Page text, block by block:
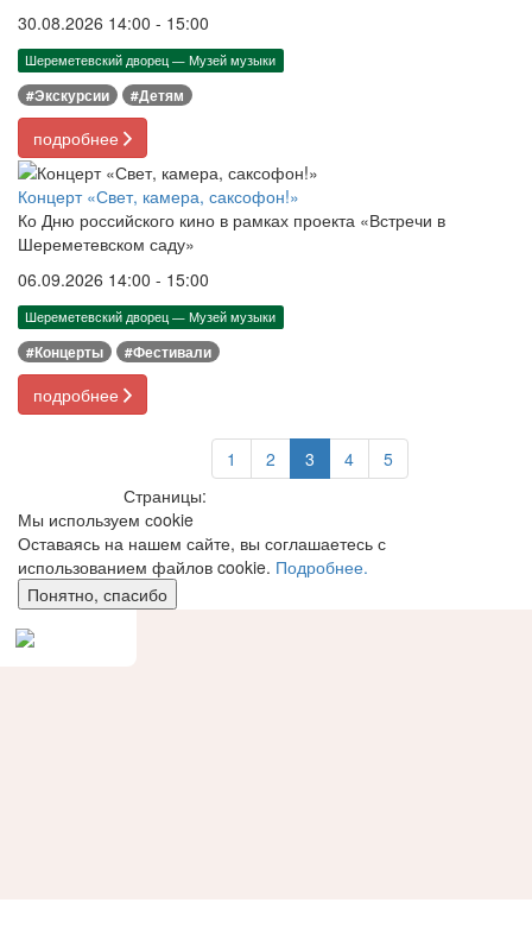
30.08.2026 14:00 - 15:00
Шереметевский дворец — Музей музыки
#Экскурсии #Детям
подробнее
Концерт «Свет, камера, саксофон!»
Ко Дню российского кино в рамках проекта «Встречи в
Шереметевском саду»
06.09.2026 14:00 - 15:00
Шереметевский дворец — Музей музыки
#Концерты #Фестивали
подробнее
Страницы:
1 2 3 4 5
Мы используем сookie
Оставаясь на нашем сайте, вы соглашаетесь с
использованием файлов cookie. Подробнее.
Понятно, спасибо